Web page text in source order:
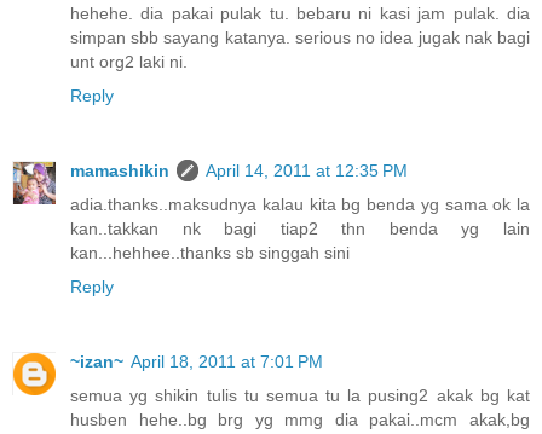
hehehe. dia pakai pulak tu. bebaru ni kasi jam pulak. dia
simpan sbb sayang katanya. serious no idea jugak nak bagi
unt org2 laki ni.
Reply
mamashikin
April 14, 2011 at 12:35 PM
adia.thanks..maksudnya kalau kita bg benda yg sama ok la
kan..takkan nk bagi tiap2 thn benda yg lain
kan...hehhee..thanks sb singgah sini
Reply
~izan~ April 18, 2011 at 7:01 PM
semua yg shikin tulis tu semua tu la pusing2 akak bg kat
husben hehe..bg brg yg mmg dia pakai..mcm akak,bg